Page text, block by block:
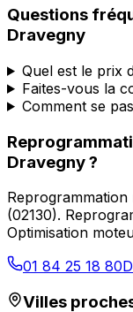
Questions
Dravegny
Quel est le prix
Faites-vous la
Comment se
Dravegny?
(02130).
Optimisation
01 84 25 18 80
Villes